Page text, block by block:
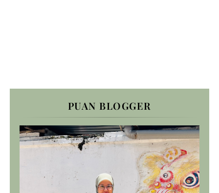
PUAN BLOGGER